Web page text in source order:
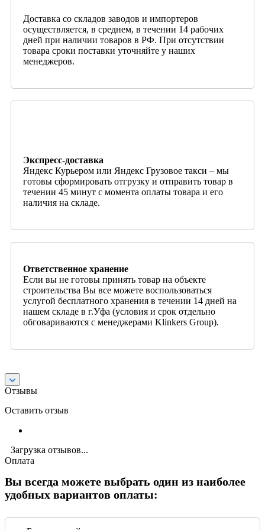
Доставка со складов заводов и импортеров
осуществляется, в среднем, в течении 14 рабочих
дней при наличии товаров в РФ. При отсутствии
товара сроки поставки уточняйте у наших
менеджеров.
Экспресс-доставка
Яндекс Курьером или Яндекс Грузовое такси – мы
готовы сформировать отгрузку и отправить товар в
течении 45 минут с момента оплаты товара и его
наличия на складе.
Ответственное хранение
Если вы не готовы принять товар на объекте
строительства Вы все можете воспользоваться
услугой бесплатного хранения в течении 14 дней на
нашем складе в г.Уфа (условия и срок отдельно
обговариваются с менеджерами Klinkers Group).
Отзывы
Оставить отзыв
Загрузка отзывов...
Оплата
Вы всегда можете выбрать один из наиболее
удобных вариантов оплаты: